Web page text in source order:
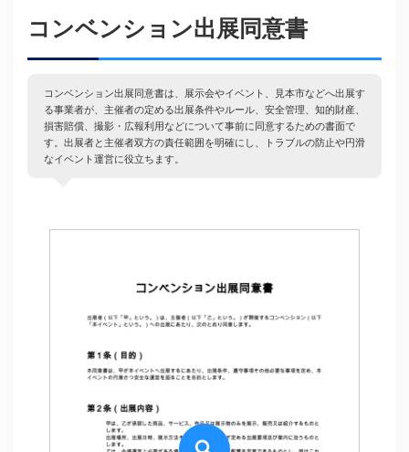
コンベンション出展同意書
コンベンション出展同意書は、展示会やイベント、見本市などへ出展す
る事業者が、主催者の定める出展条件やルール、安全管理、知的財産、
損害賠償、撮影・広報利用などについて事前に同意するための書面で
す。出展者と主催者双方の責任範囲を明確にし、トラブルの防止や円滑
なイベント運営に役立ちます。